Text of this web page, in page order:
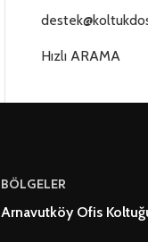
Hızlı ARAMA
BÖLGELER
Arnavutköy Ofis